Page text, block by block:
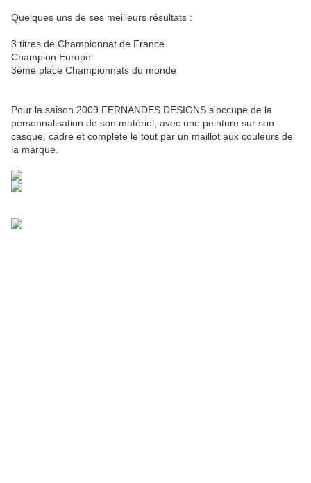
Quelques uns de ses meilleurs résultats :
3 titres de Championnat de France
Champion Europe
3ème place Championnats du monde
Pour la saison 2009 FERNANDES DESIGNS s'occupe de la
personnalisation de son matériel, avec une peinture sur son
casque, cadre et complète le tout par un maillot aux couleurs de
la marque.